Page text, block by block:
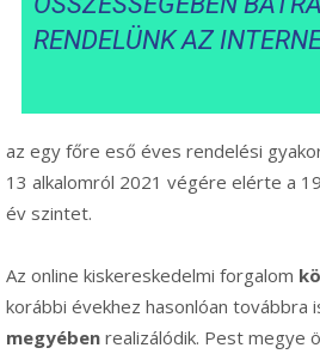
RENDELÜNK AZ
az egy főre eső éves rendelési
13 alkalomról 2021 végére elérte a
év szintet.
Az online kiskereskedelmi forgalom
korábbi évekhez hasonlóan továbbra
megyében realizálódik. Pest megye